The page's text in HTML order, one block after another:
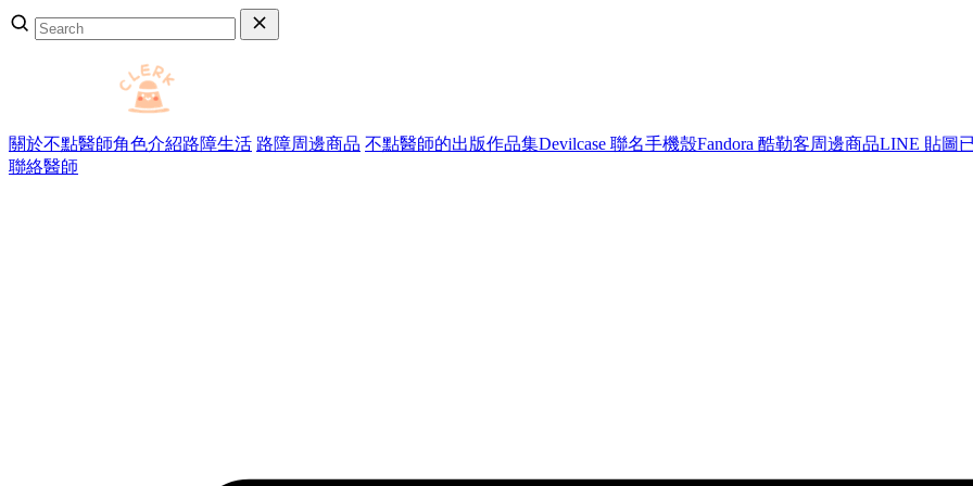
關於不點醫師角色介紹路障生活 路障周邊商品 不點醫師的出版作品集Devilcase 聯名手機殼Fandora 酷勒客周邊商品LINE 貼圖
聯絡醫師